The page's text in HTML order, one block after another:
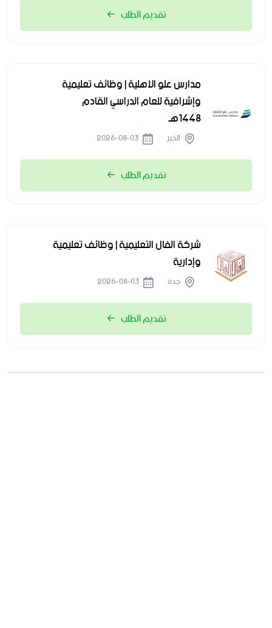
تقديم الطلب
مدارس علو الأهلية | وظائف تعليمية
وإشرافية للعام الدراسي القادم
1448هـ
الخبر
تقديم الطلب
شركة الفال التعليمية | وظائف تعليمية
وإدارية
جدة
تقديم الطلب